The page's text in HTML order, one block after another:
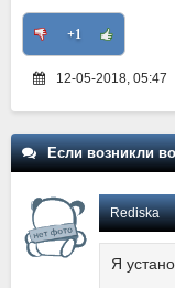
+1
12-05-2018, 05:47
Если возникли
Rediska
Я